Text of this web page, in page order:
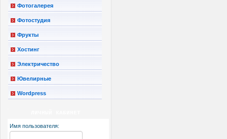
Фотогалерея
Фотостудия
Фрукты
Хостинг
Электричество
Ювелирные
Wordpress
Имя пользователя: